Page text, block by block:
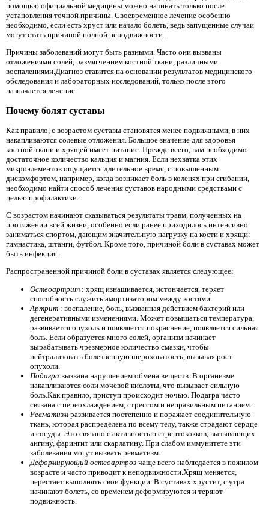
помощью официальной медицины можно начинать только после
установления точной причины. Своевременное лечение особенно
необходимо, если есть хруст или начало болеть, ведь запущенные случаи
могут стать причиной полной неподвижности.
Причины заболеваний могут быть разными. Часто они вызваны
отложениями солей, размягчением костной ткани, различными
воспалениями.Диагноз ставится на основании результатов медицинского
обследования и лабораторных исследований, только после этого
назначается лечение.
Почему болят суставы
Как правило, с возрастом суставы становятся менее подвижными, в них
накапливаются солевые отложения. Большое значение для здоровья
костной ткани и хрящей имеет питание. Прежде всего, вам необходимо
достаточное количество кальция и магния. Если нехватка этих
микроэлементов ощущается длительное время, с повышенным
дискомфортом, например, когда возникает боль в коленях при сгибании,
необходимо найти способ лечения суставов народными средствами с
целью профилактики.
С возрастом начинают сказываться результаты травм, полученных на
протяжении всей жизни, особенно если ранее приходилось интенсивно
заниматься спортом, дающим значительную нагрузку на кости и хрящи:
гимнастика, штанги, футбол. Кроме того, причиной боли в суставах может
быть инфекция.
Распространенной причиной боли в суставах является следующее:
Остеоартрит : хрящ изнашивается, истончается, теряет
способность служить амортизатором между костями.
Артрит : воспаление, боль, вызванная действием бактерий или
дегенеративными изменениями. Может повышаться температура,
развивается опухоль и появляется покраснение, появляется сильная
боль. Если образуется много солей, организм начинает
вырабатывать чрезмерное количество смазки, чтобы
нейтрализовать болезненную шероховатость, вызывая рост
опухоли.
Подагра вызвана нарушением обмена веществ. В организме
накапливаются соли мочевой кислоты, что вызывает сильную
боль.Как правило, приступ происходит ночью. Подагра часто
связана с переохлаждением, стрессом и неправильным питанием.
Ревматизм развивается постепенно и поражает соединительную
ткань, которая распределена по всему телу, также страдают сердце
и сосуды. Это связано с активностью стрептококков, вызывающих
ангину, фарингит или скарлатину. При слабом иммунитете эти
заболевания могут вызвать ревматизм.
Деформирующий остеоартроз чаще всего наблюдается в пожилом
возрасте и часто приводит к неподвижности.Хрящ меняется,
перестает выполнять свои функции. В суставах хрустит, с утра
начинают болеть, со временем деформируются и теряют
подвижность.